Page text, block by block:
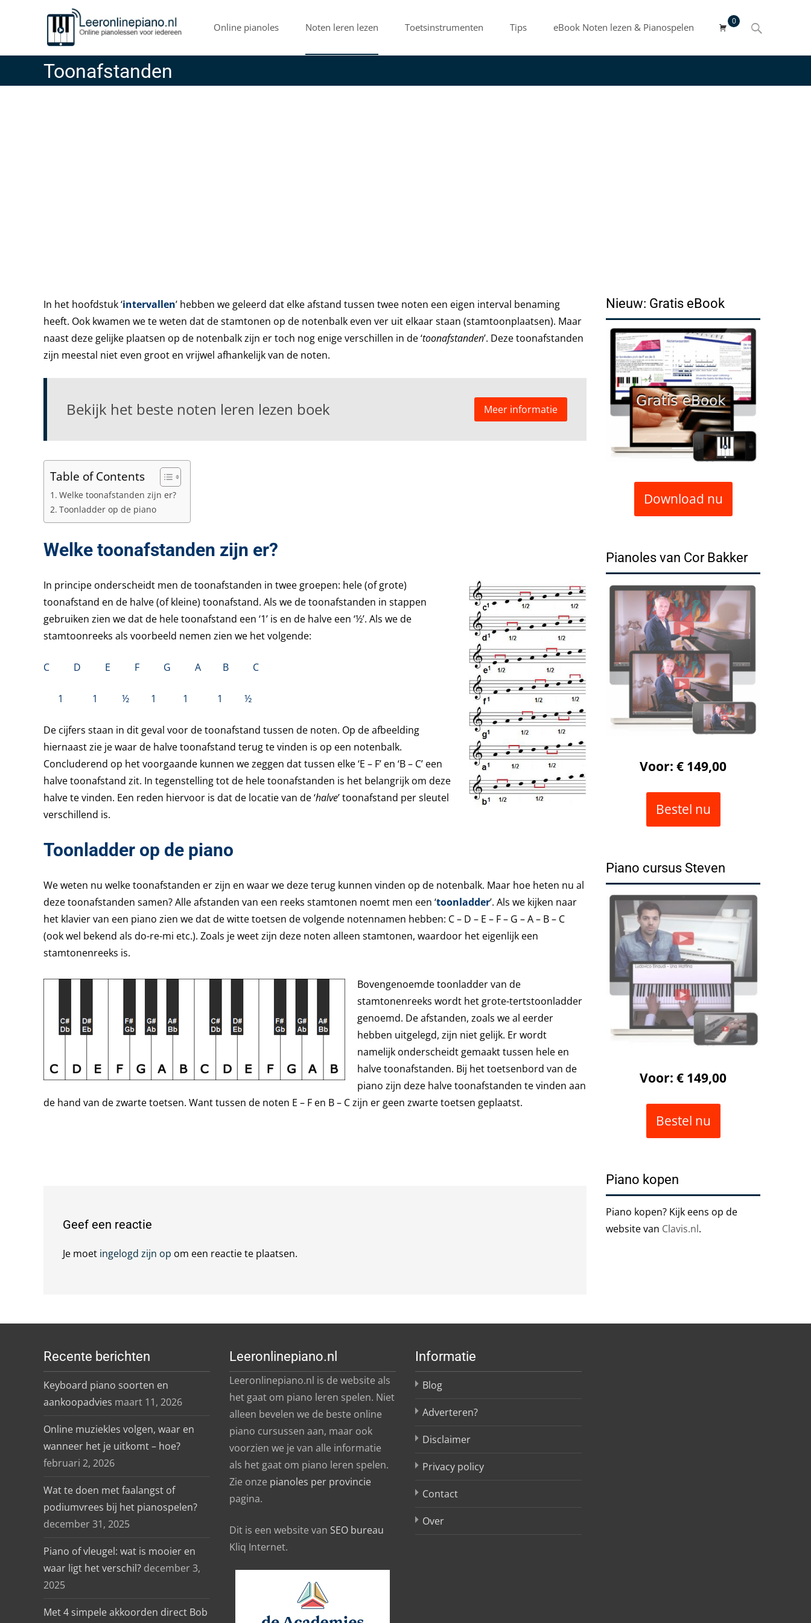
Online pianoles Noten leren lezen Toetsinstrumenten Tips eBook Noten lezen & Pianospelen
0
Search
Toonafstanden
In het hoofdstuk ‘intervallen’ hebben we geleerd dat elke afstand tussen twee noten een eigen interval benaming
heeft. Ook kwamen we te weten dat de stamtonen op de notenbalk even ver uit elkaar staan (stamtoonplaatsen). Maar
naast deze gelijke plaatsen op de notenbalk zijn er toch nog enige verschillen in de ‘toonafstanden’. Deze toonafstanden
zijn meestal niet even groot en vrijwel afhankelijk van de noten.
Bekijk het beste noten leren lezen boek Meer informatie
Table of Contents
Welke toonafstanden zijn er?
Toonladder op de piano
Welke toonafstanden zijn er?
In principe onderscheidt men de toonafstanden in twee groepen: hele (of grote)
toonafstand en de halve (of kleine) toonafstand. Als we de toonafstanden in stappen
gebruiken zien we dat de hele toonafstand een ‘1’ is en de halve een ‘½’. Als we de
stamtoonreeks als voorbeeld nemen zien we het volgende:
C D E F G A B C
1 1 ½ 1 1 1 ½
De cijfers staan in dit geval voor de toonafstand tussen de noten. Op de afbeelding
hiernaast zie je waar de halve toonafstand terug te vinden is op een notenbalk.
Concluderend op het voorgaande kunnen we zeggen dat tussen elke ‘E – F’ en ‘B – C’ een
halve toonafstand zit. In tegenstelling tot de hele toonafstanden is het belangrijk om deze
halve te vinden. Een reden hiervoor is dat de locatie van de ‘halve’ toonafstand per sleutel
verschillend is.
Toonladder op de piano
We weten nu welke toonafstanden er zijn en waar we deze terug kunnen vinden op de notenbalk. Maar hoe heten nu al
deze toonafstanden samen? Alle afstanden van een reeks stamtonen noemt men een ‘toonladder’. Als we kijken naar
het klavier van een piano zien we dat de witte toetsen de volgende notennamen hebben: C – D – E – F – G – A – B – C
(ook wel bekend als do-re-mi etc.). Zoals je weet zijn deze noten alleen stamtonen, waardoor het eigenlijk een
stamtonenreeks is.
Bovengenoemde toonladder van de
stamtonenreeks wordt het grote-tertstoonladder
genoemd. De afstanden, zoals we al eerder
hebben uitgelegd, zijn niet gelijk. Er wordt
namelijk onderscheidt gemaakt tussen hele en
halve toonafstanden. Bij het toetsenbord van de
piano zijn deze halve toonafstanden te vinden aan
de hand van de zwarte toetsen. Want tussen de noten E – F en B – C zijn er geen zwarte toetsen geplaatst.
Geef een reactie
Je moet ingelogd zijn op om een reactie te plaatsen.
Nieuw: Gratis eBook
Download nu
Pianoles van Cor Bakker
Voor: € 149,00
Bestel nu
Piano cursus Steven
Voor: € 149,00
Bestel nu
Piano kopen
Piano kopen? Kijk eens op de
website van Clavis.nl.
Recente berichten
Keyboard piano soorten en
aankoopadvies maart 11, 2026
Online muziekles volgen, waar en
wanneer het je uitkomt – hoe?
februari 2, 2026
Wat te doen met faalangst of
podiumvrees bij het pianospelen?
december 31, 2025
Piano of vleugel: wat is mooier en
waar ligt het verschil? december 3,
2025
Met 4 simpele akkoorden direct Bob
Leeronlinepiano.nl
Leeronlinepiano.nl is de website als
het gaat om piano leren spelen. Niet
alleen bevelen we de beste online
piano cursussen aan, maar ook
voorzien we je van alle informatie
als het gaat om piano leren spelen.
Zie onze pianoles per provincie
pagina.
Dit is een website van SEO bureau
Kliq Internet.
Informatie
Blog
Adverteren?
Disclaimer
Privacy policy
Contact
Over